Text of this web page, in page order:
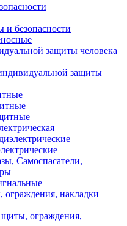
и безопасности
защиты человека
защиты
Самоспасатели,
накладки
ограждения,